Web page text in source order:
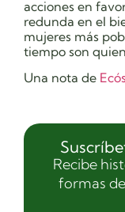
acciones en
redunda en el
mujeres más
tiempo son
Una nota de
Recibe
formas